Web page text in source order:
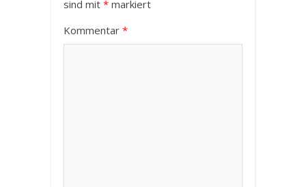
sind mit * markiert
Kommentar *